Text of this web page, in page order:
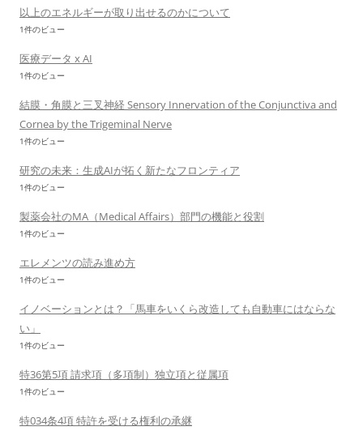
以上のエネルギーが取り出せるのかについて
1件のビュー
医療データ x AI
1件のビュー
結膜・角膜と三叉神経 Sensory Innervation of the Conjunctiva and
Cornea by the Trigeminal Nerve
1件のビュー
研究の未来：生成AIが拓く新たなフロンティア
1件のビュー
製薬会社のMA（Medical Affairs）部門の機能と役割
1件のビュー
エレメンツの読み進め方
1件のビュー
イノベーションとは？「馬車をいくら改造しても自動車にはならな
い」
1件のビュー
特36第5項 請求項（多項制）独立項と従属項
1件のビュー
特034条4項 特許を受ける権利の承継